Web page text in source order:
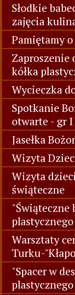
Słodkie
zajęcia
Pamiętamy
Zaproszenie
kółka
Wycieczka
Spotkanie
otwarte - gr I
Jasełka
Wizyta
Wizyta
świąteczne
"Świąteczne
plastycznego
Warsztaty
Turku-
"Spacer w
plastycznego